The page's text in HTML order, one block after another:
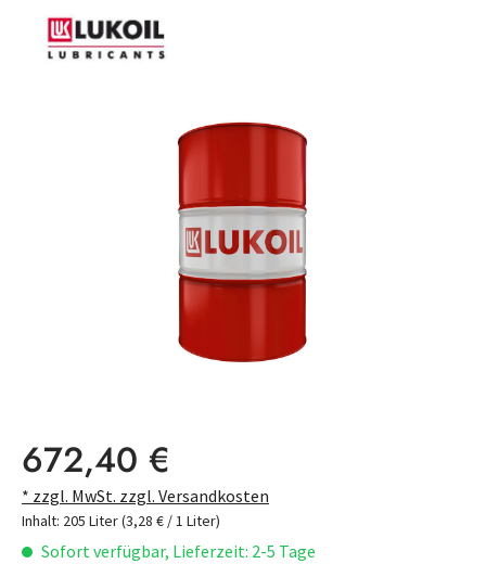
Bildergalerie überspringen
Regulärer Preis:
672,40 €
* zzgl. MwSt. zzgl. Versandkosten
Inhalt: 205 Liter(3,28 € / 1 Liter)
Sofort verfügbar, Lieferzeit: 2-5 Tage